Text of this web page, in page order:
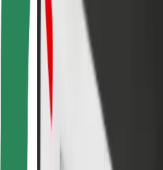
Podrška
Za korisnike
Za vozače
Za dostavljače
Bolt Food
Za vlasnike flota
Za restorane